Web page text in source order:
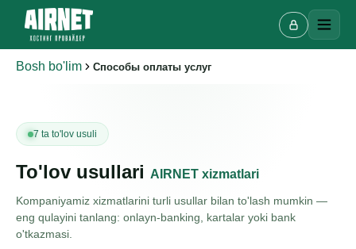
Bosh bo'lim Способы оплаты услуг
7 ta to'lov usuli
To'lov usullari AIRNET xizmatlari
Kompaniyamiz xizmatlarini turli usullar bilan to'lash mumkin —
eng qulayini tanlang: onlayn-banking, kartalar yoki bank
o'tkazmasi.
A
Onlayn · bir necha daqiqada javob beramiz